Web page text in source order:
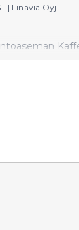
| Finavia Oyj
kolmatta